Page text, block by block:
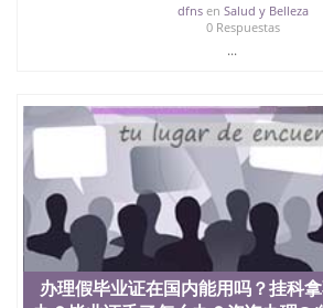
dfnsen Salud y Belleza
0 Respuestas
...
办理假毕业证在国内能用吗？挂科